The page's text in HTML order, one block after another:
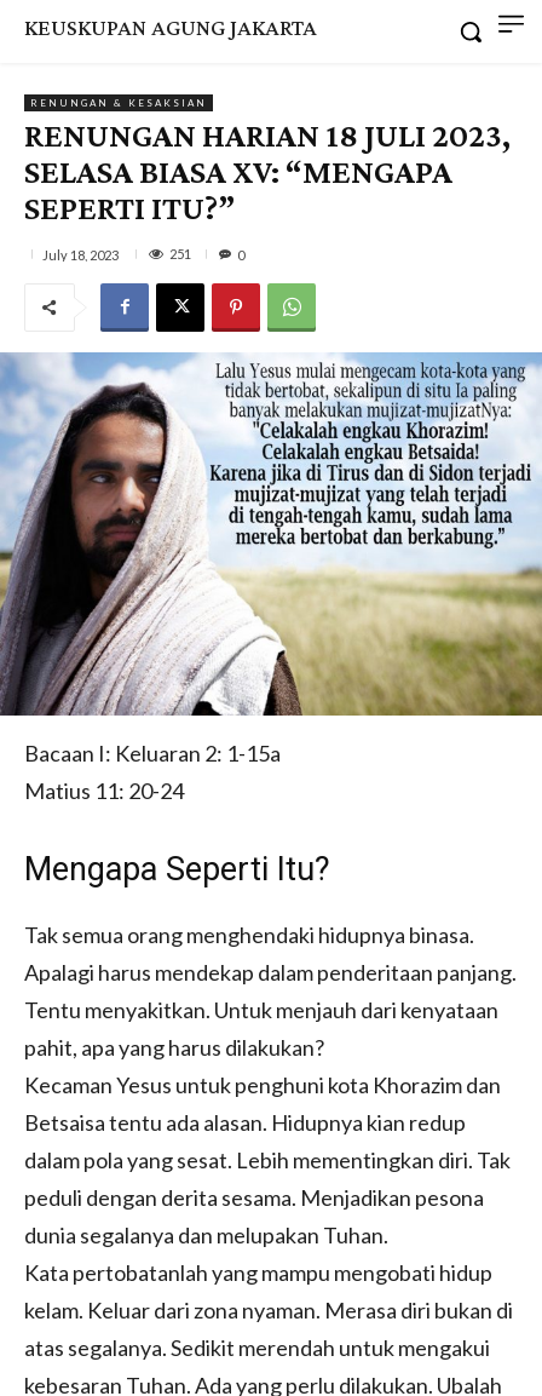
KEUSKUPAN AGUNG JAKARTA
RENUNGAN & KESAKSIAN
RENUNGAN HARIAN 18 JULI 2023,
SELASA BIASA XV: “MENGAPA
SEPERTI ITU?”
July 18, 2023 251 0
Bacaan I: Keluaran 2: 1-15a
Matius 11: 20-24
Mengapa Seperti Itu?
Tak semua orang menghendaki hidupnya binasa.
Apalagi harus mendekap dalam penderitaan panjang.
Tentu menyakitkan. Untuk menjauh dari kenyataan
pahit, apa yang harus dilakukan?
Kecaman Yesus untuk penghuni kota Khorazim dan
Betsaisa tentu ada alasan. Hidupnya kian redup
dalam pola yang sesat. Lebih mementingkan diri. Tak
peduli dengan derita sesama. Menjadikan pesona
dunia segalanya dan melupakan Tuhan.
Kata pertobatanlah yang mampu mengobati hidup
kelam. Keluar dari zona nyaman. Merasa diri bukan di
atas segalanya. Sedikit merendah untuk mengakui
kebesaran Tuhan. Ada yang perlu dilakukan. Ubalah